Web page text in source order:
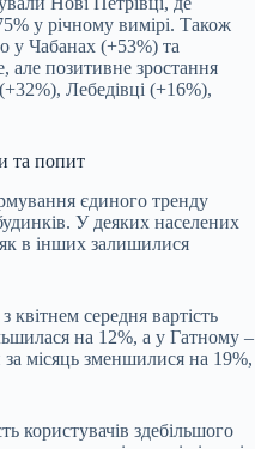
у річному вимірі. Також
у Чабанах (+53%) та
позитивне зростання
Лебедівці (+16%),
та попит
єдиного тренду
У деяких населених
як в інших залишилися
квітнем середня вартість
на 12%, а у Гатному –
місяць зменшилися на 19%,
користувачів здебільшого